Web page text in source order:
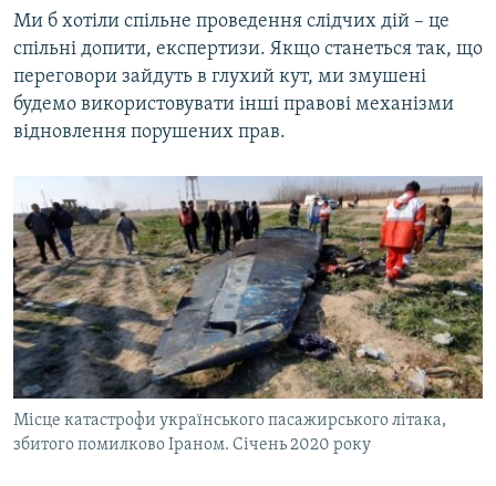
Ми б хотіли спільне проведення слідчих дій – це
спільні допити, експертизи. Якщо станеться так, що
переговори зайдуть в глухий кут, ми змушені
будемо використовувати інші правові механізми
відновлення порушених прав.
Місце катастрофи українського пасажирського літака,
збитого помилково Іраном. Січень 2020 року